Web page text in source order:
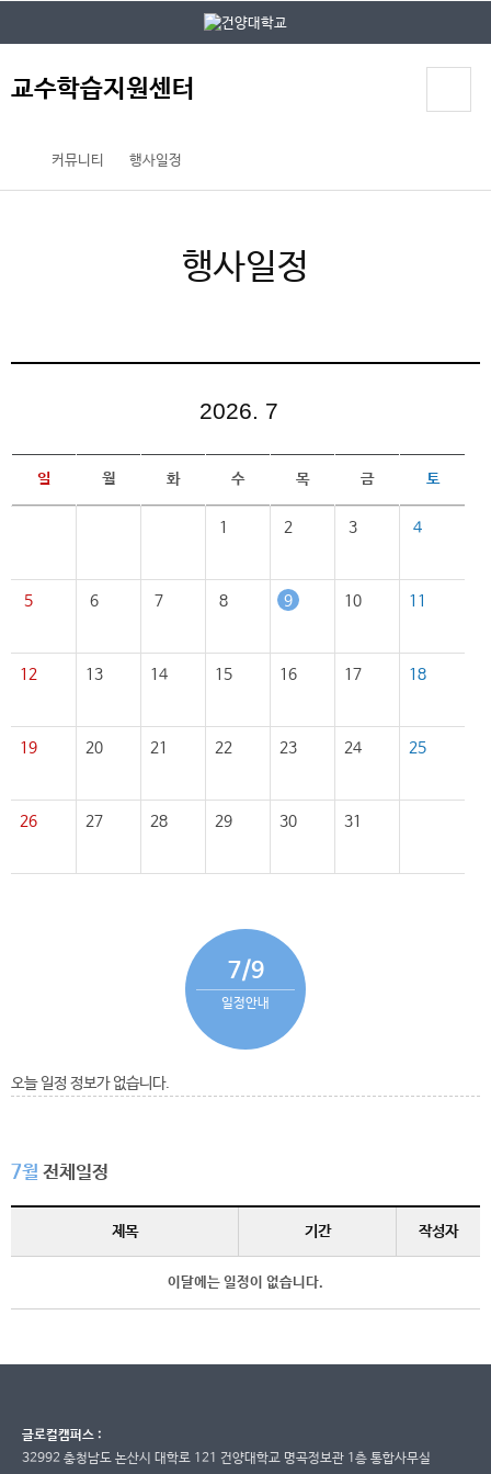
교수학습지원센터
커뮤니티 행사일정
행사일정
2026. 7
일 월 화 수 목 금 토
1 2 3 4
5 6 7 8 9 10 11
12 13 14 15 16 17 18
19 20 21 22 23 24 25
26 27 28 29 30 31
7/9
일정안내
오늘 일정 정보가 없습니다.
7월 전체일정
제목 기간 작성자
이달에는 일정이 없습니다.
글로컬캠퍼스 :
32992 충청남도 논산시 대학로 121 건양대학교 명곡정보관 1층 통합사무실